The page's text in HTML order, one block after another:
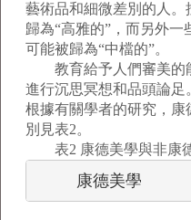
藝術品和細微差別的人
歸為“高雅的”，而另外一
可能被歸為“中檔的”。
教育給予人們審美的
進行沉思冥想和品頭論足
根據有關學者的研究，
別見表2。
表2 康德美學與非康德
康德美學